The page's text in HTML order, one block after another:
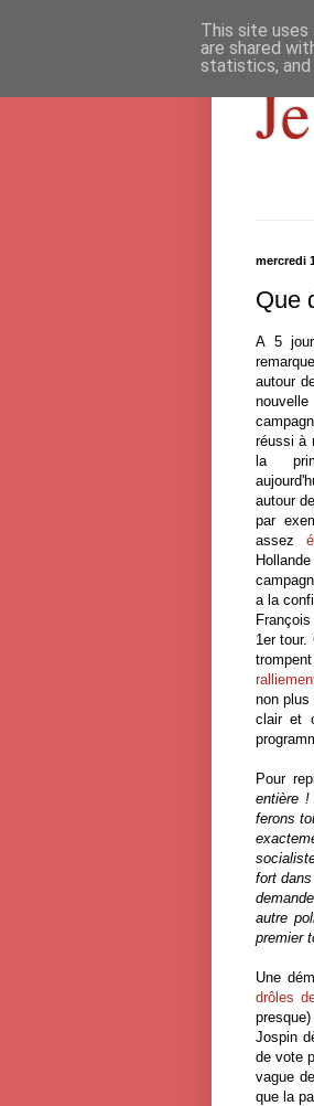
mercredi
Que
A 5
autour
réussi à
la
autour
par
assez
a la
1er tour.
non plus
clair et
Pour
entière
ferons
fort
autre
premier
Une
drôles
Jospin
de vote
vague
que la
This site
are shared
statistics,